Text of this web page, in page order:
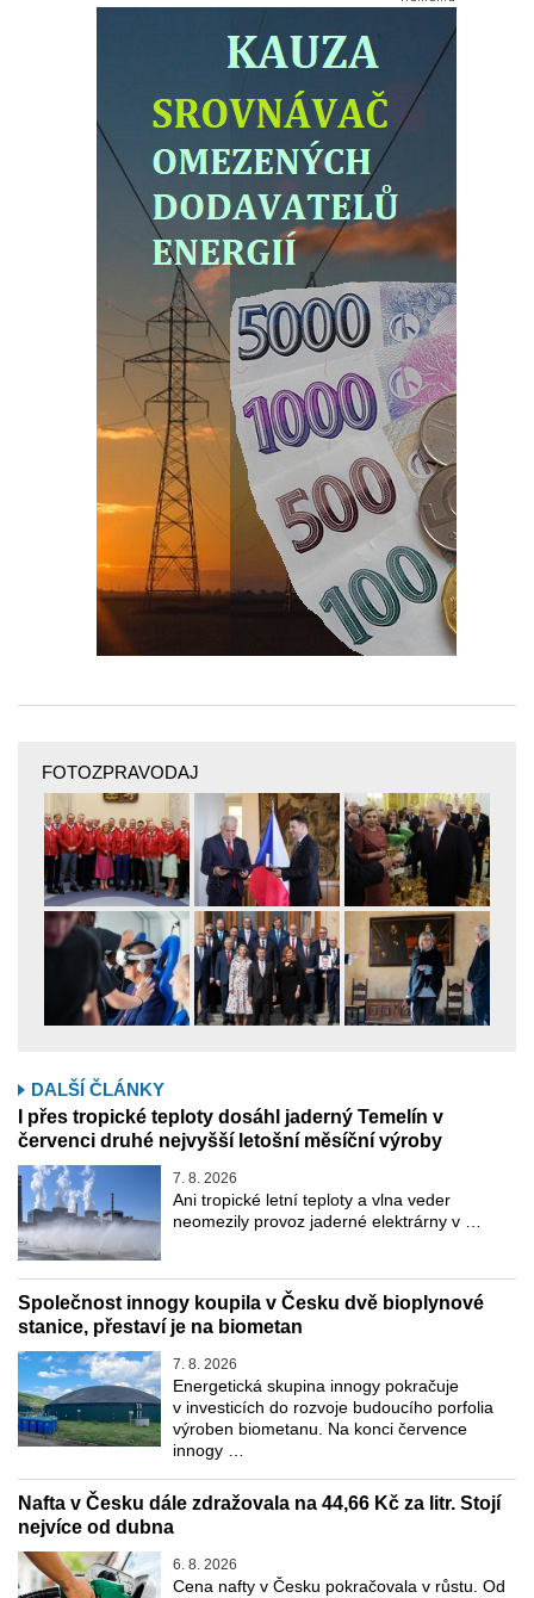
FOTOZPRAVODAJ
DALŠÍ ČLÁNKY
I přes tropické teploty dosáhl jaderný Temelín v
červenci druhé nejvyšší letošní měsíční výroby
7. 8. 2026
Ani tropické letní teploty a vlna veder
neomezily provoz jaderné elektrárny v …
Společnost innogy koupila v Česku dvě bioplynové
stanice, přestaví je na biometan
7. 8. 2026
Energetická skupina innogy pokračuje
v investicích do rozvoje budoucího porfolia
výroben biometanu. Na konci července
innogy …
Nafta v Česku dále zdražovala na 44,66 Kč za litr. Stojí
nejvíce od dubna
6. 8. 2026
Cena nafty v Česku pokračovala v růstu. Od